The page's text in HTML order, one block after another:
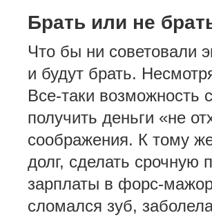
Брать или не
Что бы ни советовали
и будут брать.
Все-таки возможность
получить деньги «не
соображения. К тому
долг, сделать срочную
зарплаты в форс-
сломался зуб,